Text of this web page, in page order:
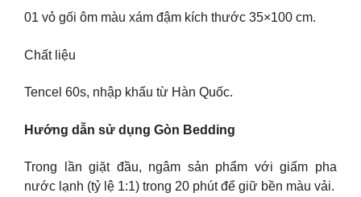
01 vỏ gối ôm màu xám đậm kích thước 35×100 cm.
Chất liệu
Tencel 60s, nhập khẩu từ Hàn Quốc.
Hướng dẫn sử dụng Gòn Bedding
Trong lần giặt đầu, ngâm sản phẩm với giấm pha
nước lạnh (tỷ lệ 1:1) trong 20 phút để giữ bền màu vải.